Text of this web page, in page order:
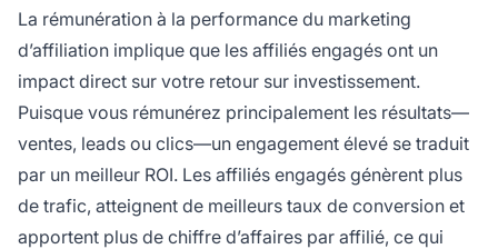
La rémunération à la performance du marketing
d’affiliation implique que les affiliés engagés ont un
impact direct sur votre retour sur investissement.
Puisque vous rémunérez principalement les résultats—
ventes, leads ou clics—un engagement élevé se traduit
par un meilleur ROI. Les affiliés engagés génèrent plus
de trafic, atteignent de meilleurs taux de conversion et
apportent plus de chiffre d’affaires par affilié, ce qui